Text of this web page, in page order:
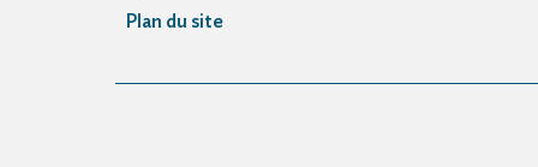
Plan du site